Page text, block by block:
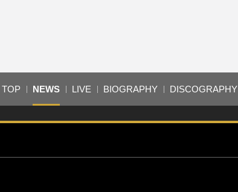
TOP NEWS LIVE BIOGRAPHY DISCOGRAPHY